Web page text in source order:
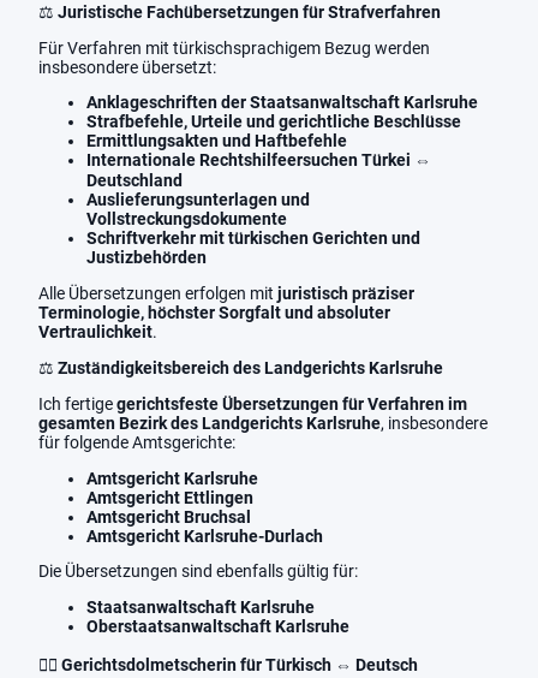
⚖️ Juristische Fachübersetzungen für Strafverfahren
Für Verfahren mit türkischsprachigem Bezug werden
insbesondere übersetzt:
Anklageschriften der Staatsanwaltschaft Karlsruhe
Strafbefehle, Urteile und gerichtliche Beschlüsse
Ermittlungsakten und Haftbefehle
Internationale Rechtshilfeersuchen Türkei ⇔
Deutschland
Auslieferungsunterlagen und
Vollstreckungsdokumente
Schriftverkehr mit türkischen Gerichten und
Justizbehörden
Alle Übersetzungen erfolgen mit juristisch präziser
Terminologie, höchster Sorgfalt und absoluter
Vertraulichkeit.
⚖️ Zuständigkeitsbereich des Landgerichts Karlsruhe
Ich fertigegerichtsfeste Übersetzungen für Verfahren im
gesamten Bezirk des Landgerichts Karlsruhe, insbesondere
für folgende Amtsgerichte:
Amtsgericht Karlsruhe
Amtsgericht Ettlingen
Amtsgericht Bruchsal
Amtsgericht Karlsruhe-Durlach
Die Übersetzungen sind ebenfalls gültig für:
Staatsanwaltschaft Karlsruhe
Oberstaatsanwaltschaft Karlsruhe
👩‍⚖️ Gerichtsdolmetscherin für Türkisch ⇔ Deutsch